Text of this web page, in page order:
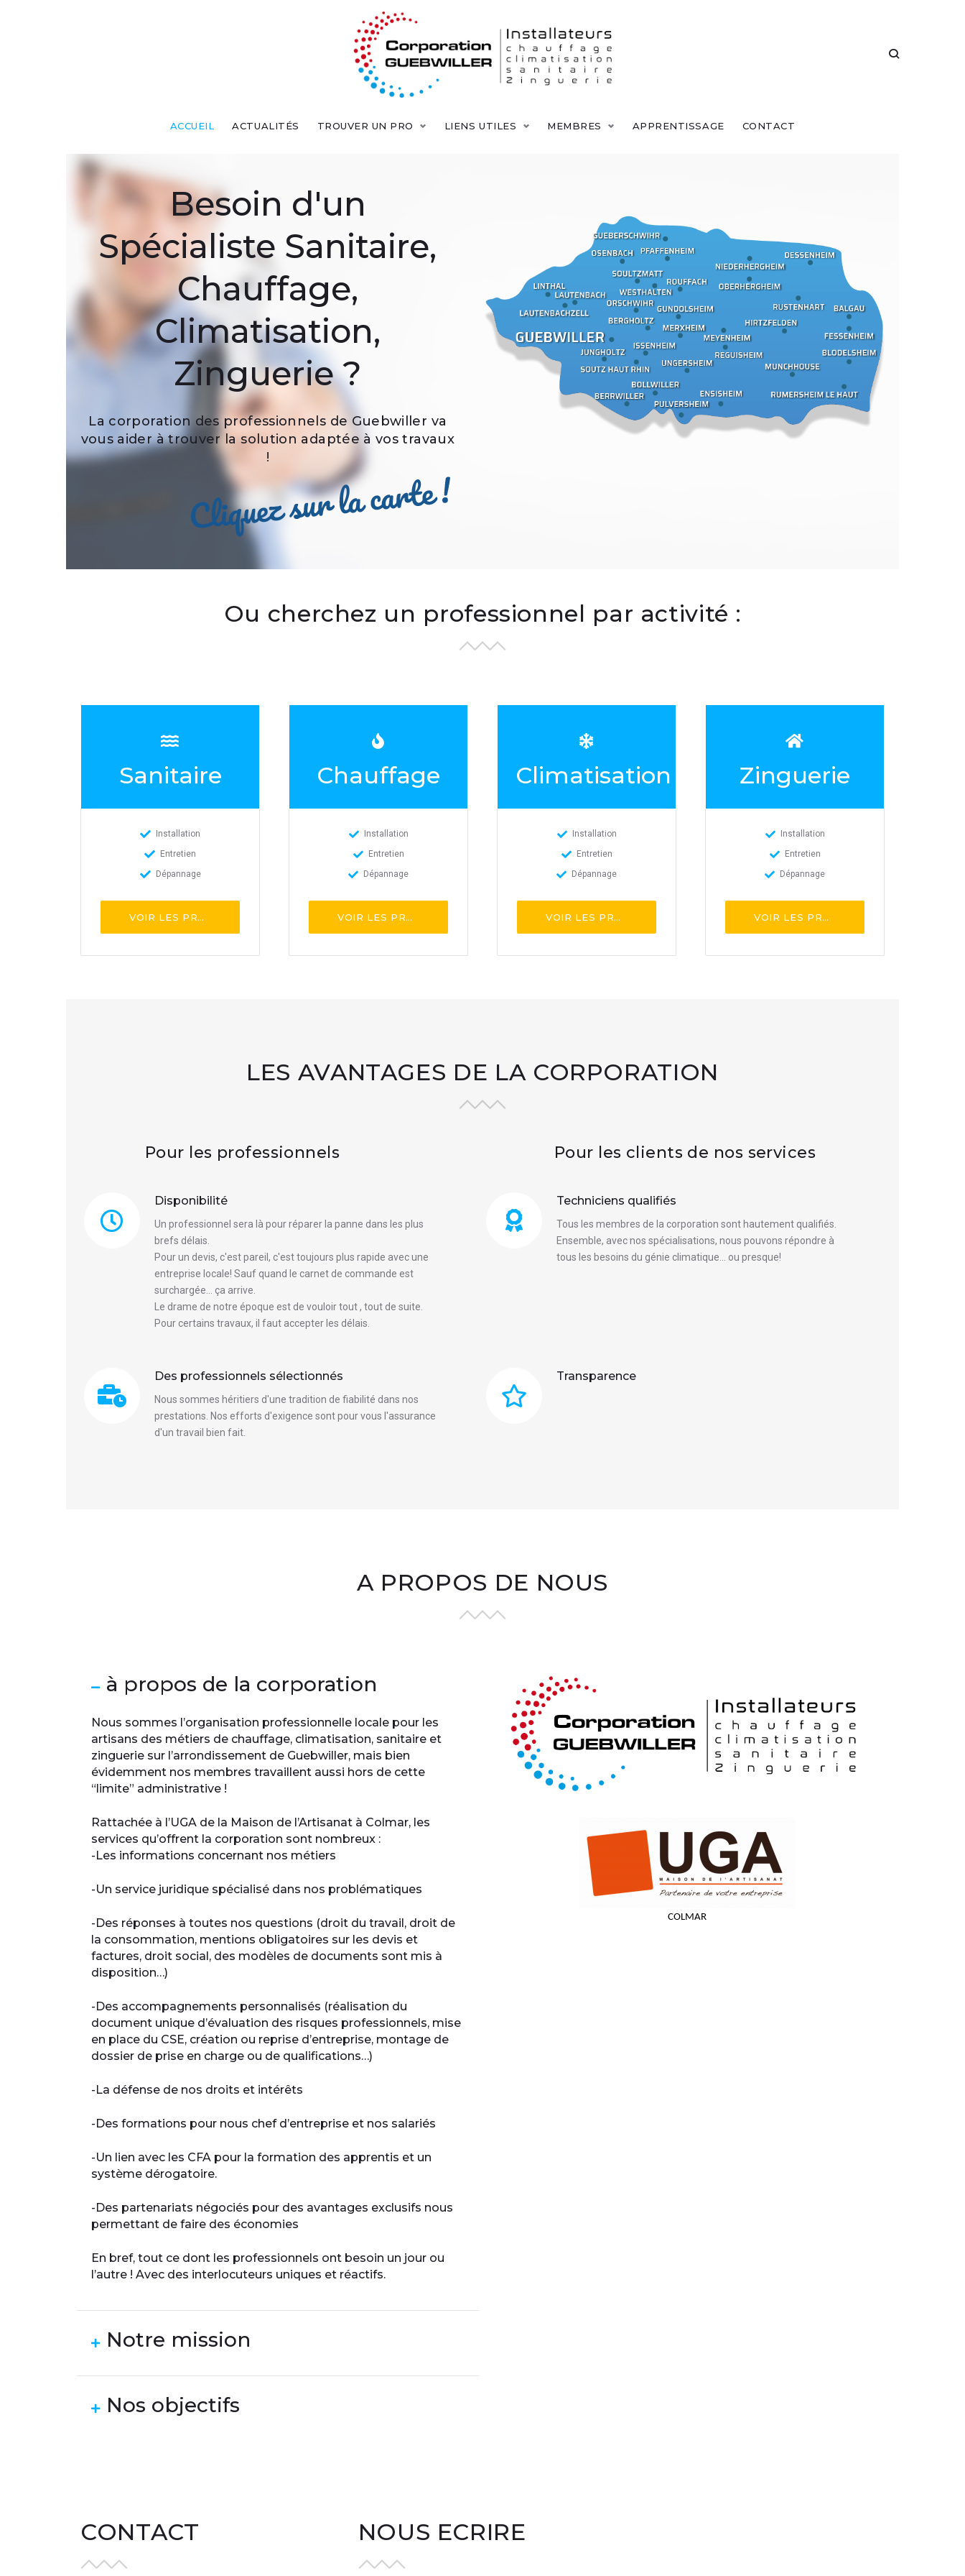
ACCUEIL ACTUALITÉS TROUVER UN PRO LIENS UTILES MEMBRES APPRENTISSAGE CONTACT
Besoin d'un
Spécialiste Sanitaire,
Chauffage,
Climatisation,
Zinguerie ?
La corporation des professionnels de Guebwiller va
vous aider à trouver la solution adaptée à vos travaux
!
Ou cherchez un professionnel par activité :
Sanitaire
Installation
Entretien
Dépannage
VOIR LES PROS
Chauffage
Installation
Entretien
Dépannage
VOIR LES PROS
Climatisation
Installation
Entretien
Dépannage
VOIR LES PROS
Zinguerie
Installation
Entretien
Dépannage
VOIR LES PROS
LES AVANTAGES DE LA CORPORATION
Pour les professionnels
Disponibilité
Un professionnel sera là pour réparer la panne dans les plus
brefs délais.
Pour un devis, c'est pareil, c'est toujours plus rapide avec une
entreprise locale! Sauf quand le carnet de commande est
surchargée... ça arrive.
Le drame de notre époque est de vouloir tout , tout de suite.
Pour certains travaux, il faut accepter les délais.
Pour les clients de nos services
Techniciens qualifiés
Tous les membres de la corporation sont hautement qualifiés.
Ensemble, avec nos spécialisations, nous pouvons répondre à
tous les besoins du génie climatique... ou presque!
Des professionnels sélectionnés
Nous sommes héritiers d'une tradition de fiabilité dans nos
prestations. Nos efforts d'exigence sont pour vous l'assurance
d'un travail bien fait.
Transparence
A PROPOS DE NOUS
à propos de la corporation
Nous sommes l’organisation professionnelle locale pour les
artisans des métiers de chauffage, climatisation, sanitaire et
zinguerie sur l’arrondissement de Guebwiller, mais bien
évidemment nos membres travaillent aussi hors de cette
“limite” administrative !
Rattachée à l’UGA de la Maison de l’Artisanat à Colmar, les
services qu’offrent la corporation sont nombreux :
-Les informations concernant nos métiers
-Un service juridique spécialisé dans nos problématiques
-Des réponses à toutes nos questions (droit du travail, droit de
la consommation, mentions obligatoires sur les devis et
factures, droit social, des modèles de documents sont mis à
disposition…)
-Des accompagnements personnalisés (réalisation du
document unique d’évaluation des risques professionnels, mise
en place du CSE, création ou reprise d’entreprise, montage de
dossier de prise en charge ou de qualifications…)
-La défense de nos droits et intérêts
-Des formations pour nous chef d’entreprise et nos salariés
-Un lien avec les CFA pour la formation des apprentis et un
système dérogatoire.
-Des partenariats négociés pour des avantages exclusifs nous
permettant de faire des économies
En bref, tout ce dont les professionnels ont besoin un jour ou
l’autre ! Avec des interlocuteurs uniques et réactifs.
Notre mission
Nos objectifs
COLMAR
CONTACT NOUS ECRIRE